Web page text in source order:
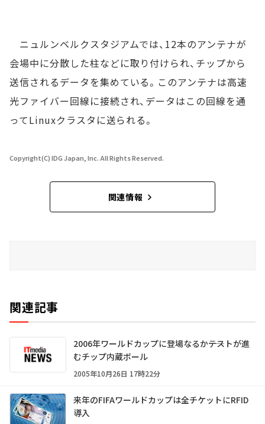
ニュルンベルクスタジアムでは、12本のアンテナが
会場中に分散した柱などに取り付けられ、チップから
送信されるデータを集めている。このアンテナは高速
光ファイバー回線に接続され、データはこの回線を通
ってLinuxクラスタに送られる。
Copyright(C) IDG Japan, Inc. All Rights Reserved.
関連情報
関連記事
2006年ワールドカップに登場なるか――テストが進
むチップ内蔵ボール
2005年10月26日 17時22分
来年のFIFAワールドカップは全チケットにRFID
導入